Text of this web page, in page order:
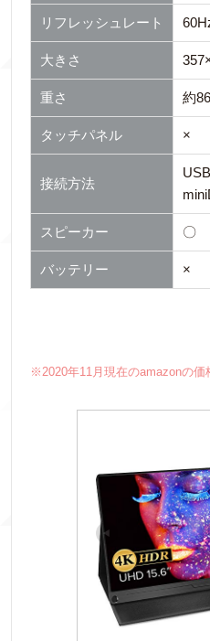
リフレッシュレート
大きさ
重さ 約
タッチパネル ×
接続方法
スピーカー 〇
バッテリー ×
※2020年11月現在のamazonの価